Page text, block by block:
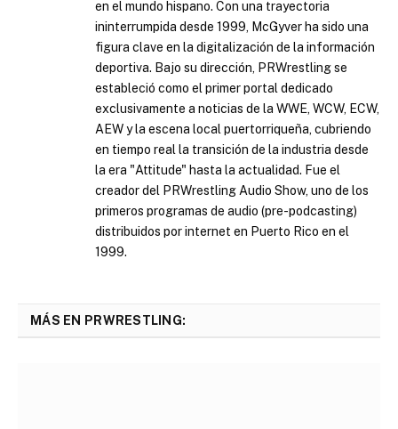
en el mundo hispano. Con una trayectoria
ininterrumpida desde 1999, McGyver ha sido una
figura clave en la digitalización de la información
deportiva. Bajo su dirección, PRWrestling se
estableció como el primer portal dedicado
exclusivamente a noticias de la WWE, WCW, ECW,
AEW y la escena local puertorriqueña, cubriendo
en tiempo real la transición de la industria desde
la era "Attitude" hasta la actualidad. Fue el
creador del PRWrestling Audio Show, uno de los
primeros programas de audio (pre-podcasting)
distribuidos por internet en Puerto Rico en el
1999.
MÁS EN PRWRESTLING: